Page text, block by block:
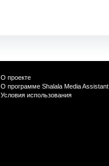
О проекте
О программе Shalala Media Assistant
Условия использования